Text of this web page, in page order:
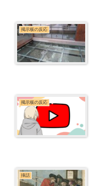
掲示板の反応
掲示板の反応
挿話